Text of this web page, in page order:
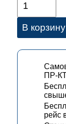
В корзину
ПР-
рейс